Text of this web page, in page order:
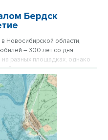
Бердск
Новосибирской области,
– 300 лет со дня
разных площадках, однако
было карнавальное шествие